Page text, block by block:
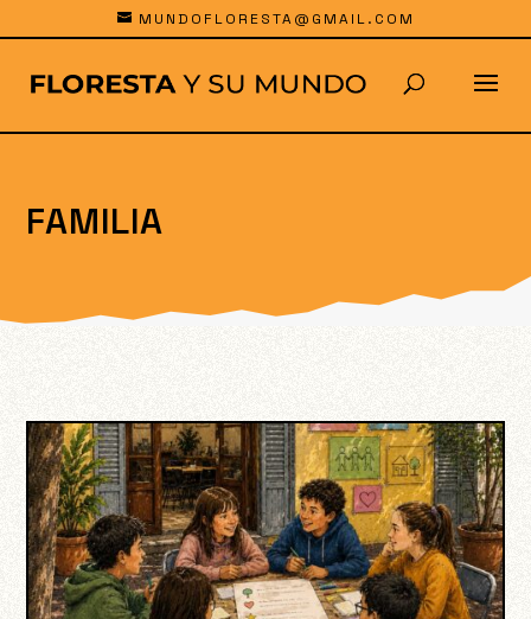
MUNDOFLORESTA@GMAIL.COM
FAMILIA